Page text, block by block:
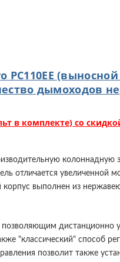
дымоходов
в комплекте) со
колоннадную
отличается увеличенной
выполнен из
позволяющим дистанционно
"классический" способ
позволит также